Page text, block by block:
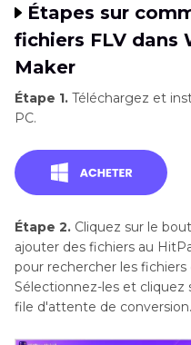
Étapes sur
fichiers FLV dans
Maker
Étape 1. Téléchargez et
PC.
Étape 2. Cliquez sur le
ajouter des fichiers au
pour rechercher les
Sélectionnez-les et cliquez
file d'attente de conversion.